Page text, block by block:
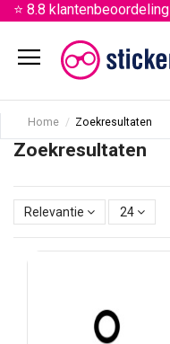
⭐ 8.8 klantenbeoordeling
menu
Home Zoekresultaten
Zoekresultaten
Relevantie 24